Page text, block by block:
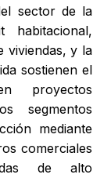
sector de la
viviendas, y la
sostienen el
proyectos
segmentos
mediante
comerciales
de alto